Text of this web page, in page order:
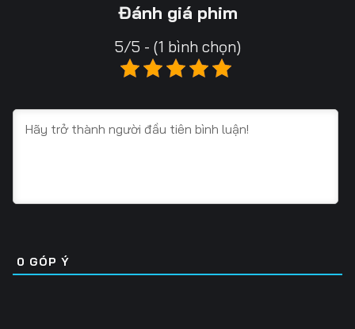
Tập 25
Tập 30 Tập 31
Tập 36 Tập 37 Tập 38
Tập 42 Tập 43 Tập 44
Đánh giá phim
5/5 - (1 bình chọn)
0 GÓP Ý